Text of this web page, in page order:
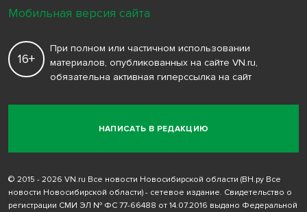
НАПИСАТЬ В РЕДАКЦИЮ
16+
При полном или частичном использовании
материалов, опубликованных на сайте VN.ru,
обязательна активная гиперссылка на сайт
© 2015 - 2026 VN.ru Все новости Новосибирской области (ВН.ру Все
новости Новосибирской области) - сетевое издание. Свидетельство о
регистрации СМИ ЭЛ № ФС 77-66488 от 14.07.2016 выдано Федеральной
Мобильная версия сайта